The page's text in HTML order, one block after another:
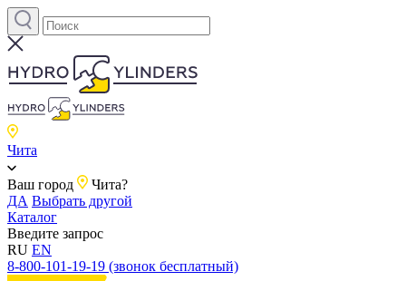
Чита
Ваш город
Чита?
ДА Выбрать другой
Каталог
Введите запрос
RU EN
8-800-101-19-19 (звонок бесплатный)